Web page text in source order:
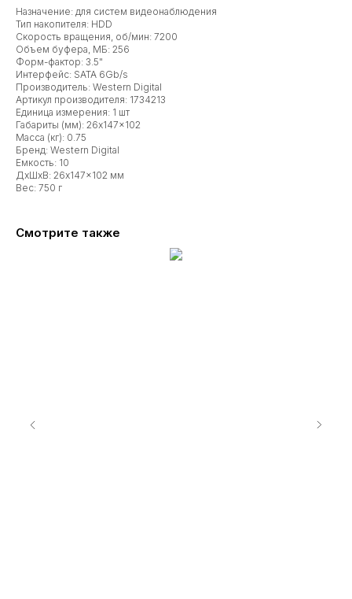
Назначение: для систем видеонаблюдения
Тип накопителя: HDD
Скорость вращения, об/мин: 7200
Объем буфера, МБ: 256
Форм-фактор: 3.5"
Интерфейс: SATA 6Gb/s
Производитель: Western Digital
Артикул производителя: 1734213
Единица измерения: 1 шт
Габариты (мм): 26x147x102
Масса (кг): 0.75
Бренд: Western Digital
Емкость: 10
ДxШxВ: 26x147x102 мм
Вес: 750 г
Смотрите также